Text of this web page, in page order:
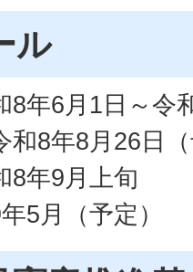
ル
8年6月1日～令
和8年8月26日
8年9月上旬
5月（予定）